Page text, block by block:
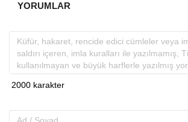
YORUMLAR